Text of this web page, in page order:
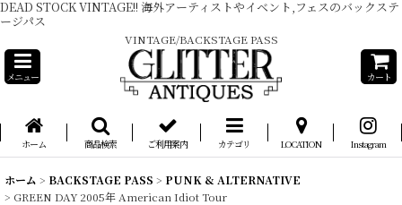
DEAD STOCK VINTAGE!! 海外アーティストやイベント,フェスのバックステ
ージパス
VINTAGE/BACKSTAGE PASS
メニュー カート
ホーム 商品検索 ご利用案内 カテゴリ LOCATION Instagram
ホーム > BACKSTAGE PASS > PUNK & ALTERNATIVE
> GREEN DAY 2005年 American Idiot Tour